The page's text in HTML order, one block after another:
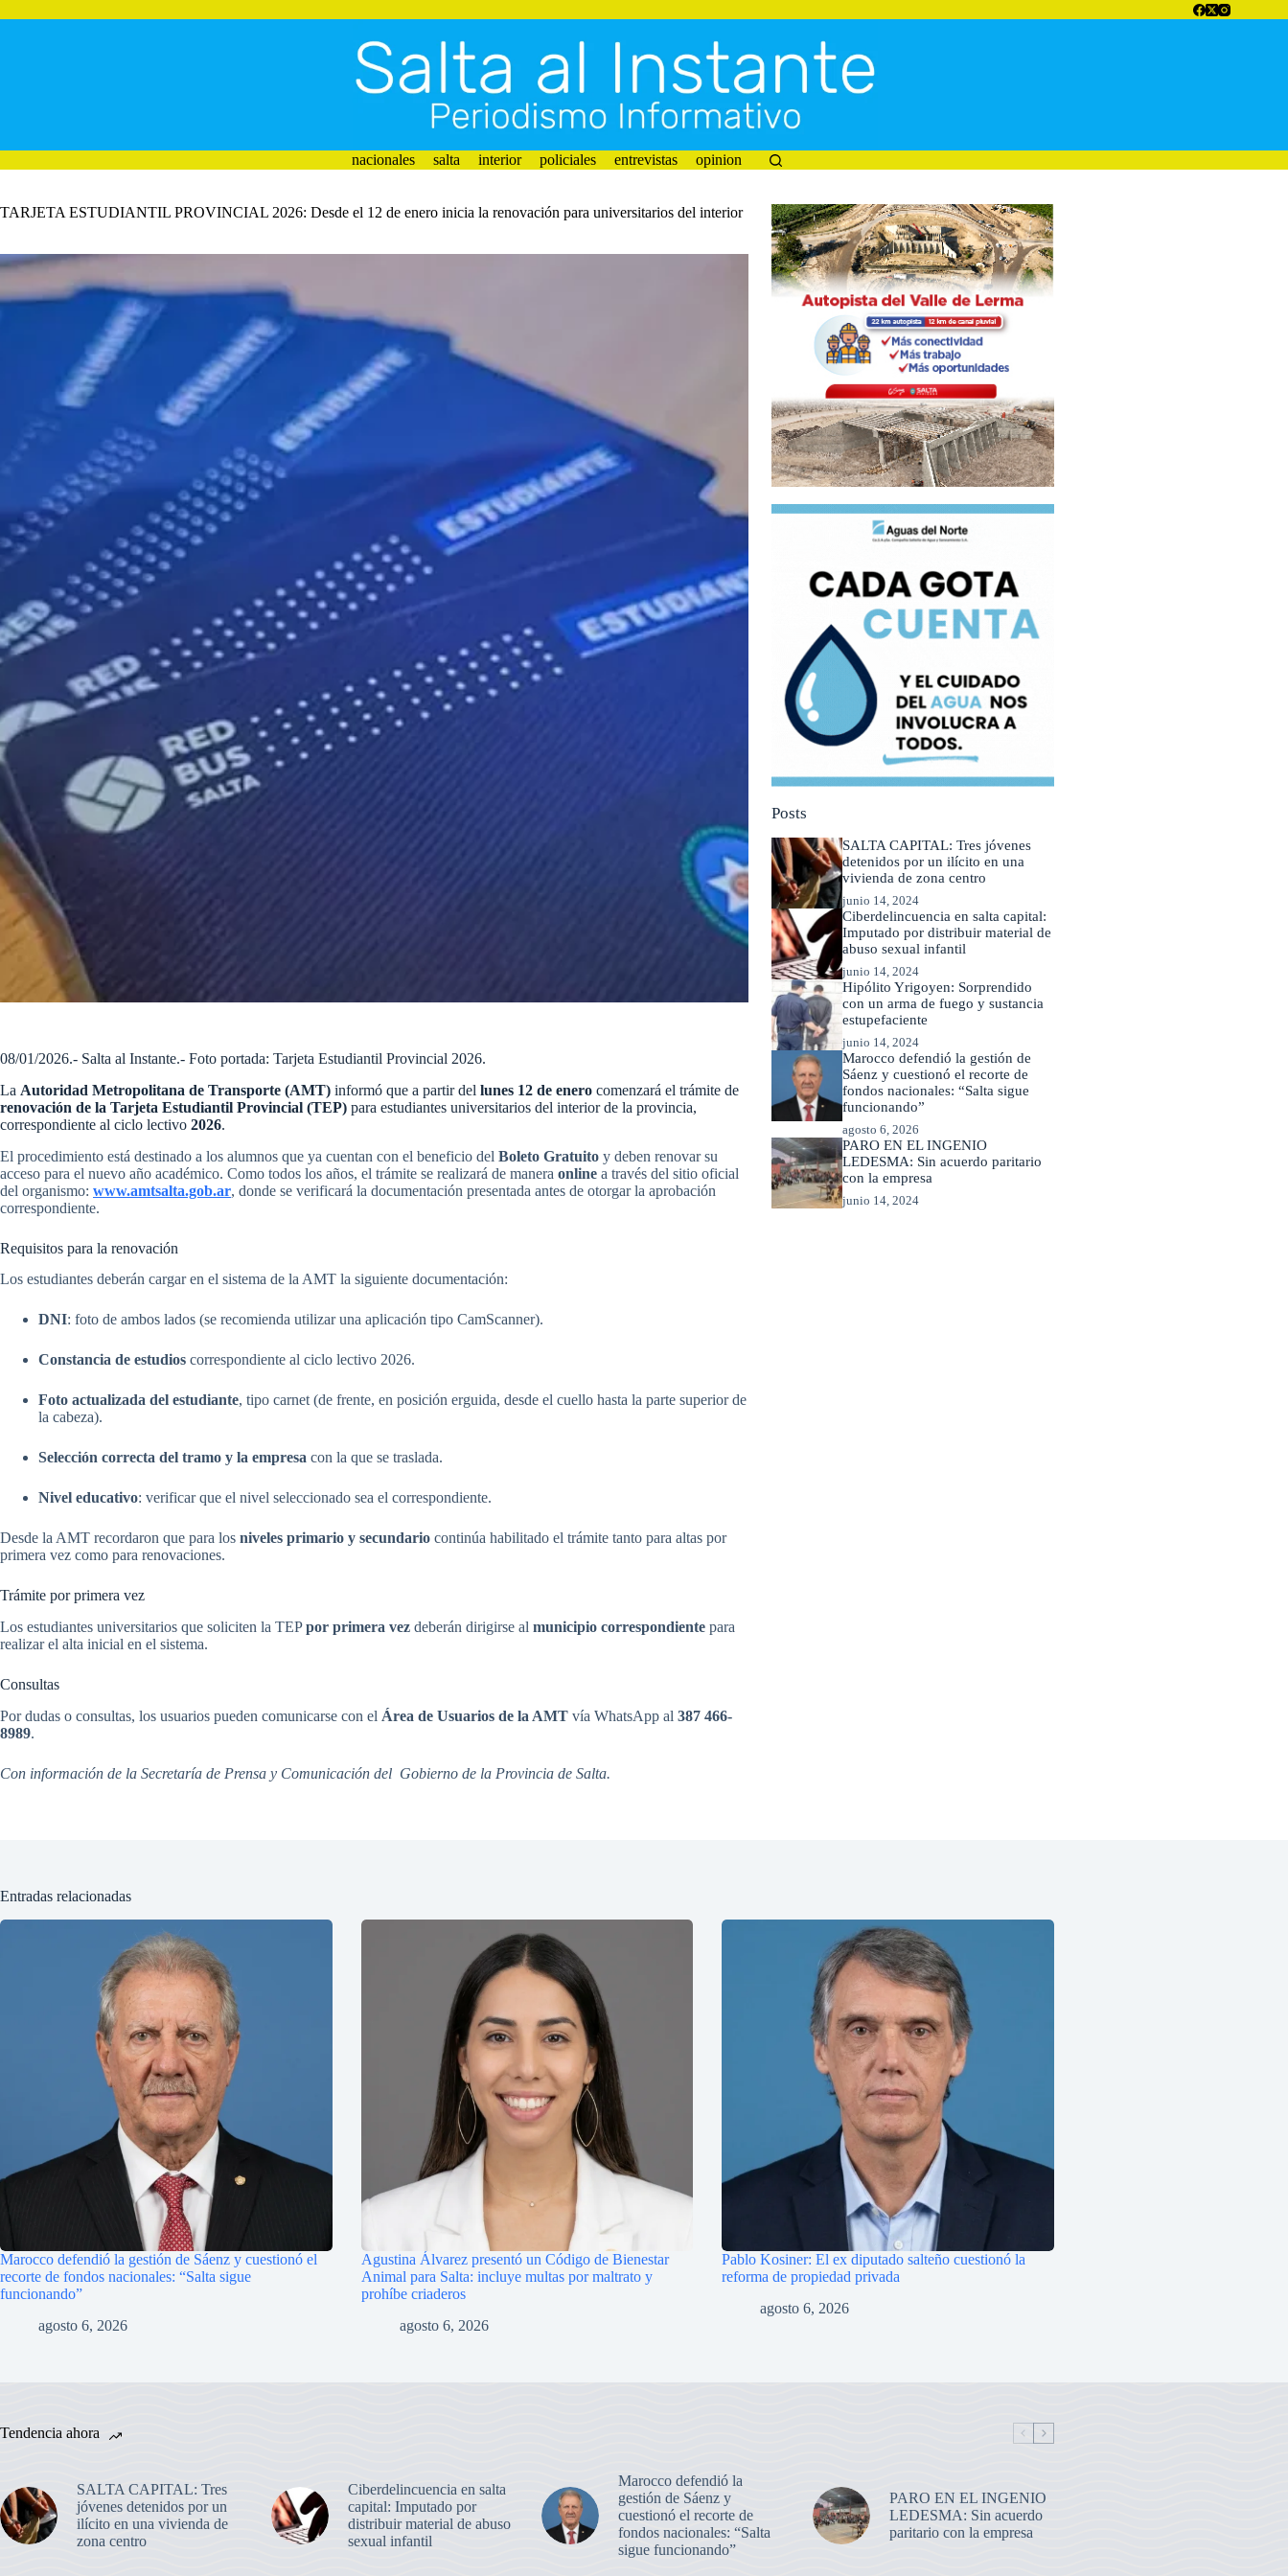
al
nacionales salta interior policiales entrevistas opinion
TARJETA ESTUDIANTIL PROVINCIAL 2026: Desde el 12 de enero inicia la renovación para universitarios del interior
08/01/2026.- Salta al Instante.- Foto portada: Tarjeta Estudiantil Provincial 2026.
La Autoridad Metropolitana de Transporte (AMT) informó que a partir del lunes 12 de enero comenzará el trámite de
renovación de la Tarjeta Estudiantil Provincial (TEP) para estudiantes universitarios del interior de la provincia,
correspondiente al ciclo lectivo 2026.
El procedimiento está destinado a los alumnos que ya cuentan con el beneficio del Boleto Gratuito y deben renovar su
acceso para el nuevo año académico. Como todos los años, el trámite se realizará de manera online a través del sitio oficial
del organismo: www.amtsalta.gob.ar, donde se verificará la documentación presentada antes de otorgar la aprobación
correspondiente.
Requisitos para la renovación
Los estudiantes deberán cargar en el sistema de la AMT la siguiente documentación:
DNI: foto de ambos lados (se recomienda utilizar una aplicación tipo CamScanner).
Constancia de estudios correspondiente al ciclo lectivo 2026.
Foto actualizada del estudiante, tipo carnet (de frente, en posición erguida, desde el cuello hasta la parte superior de
la cabeza).
Selección correcta del tramo y la empresa con la que se traslada.
Nivel educativo: verificar que el nivel seleccionado sea el correspondiente.
Desde la AMT recordaron que para los niveles primario y secundario continúa habilitado el trámite tanto para altas por
primera vez como para renovaciones.
Trámite por primera vez
Los estudiantes universitarios que soliciten la TEPpor primera vez deberán dirigirse al municipio correspondiente para
realizar el alta inicial en el sistema.
Consultas
Por dudas o consultas, los usuarios pueden comunicarse con el Área de Usuarios de la AMT vía WhatsApp al 387 466-
8989.
Con información de la Secretaría de Prensa y Comunicación del Gobierno de la Provincia de Salta.
Posts
SALTA CAPITAL: Tres jóvenes
detenidos por un ilícito en una
vivienda de zona centro
junio 14, 2024
Ciberdelincuencia en salta capital:
Imputado por distribuir material de
abuso sexual infantil
junio 14, 2024
Hipólito Yrigoyen: Sorprendido
con un arma de fuego y sustancia
estupefaciente
junio 14, 2024
Marocco defendió la gestión de
Sáenz y cuestionó el recorte de
fondos nacionales: “Salta sigue
funcionando”
agosto 6, 2026
PARO EN EL INGENIO
LEDESMA: Sin acuerdo paritario
con la empresa
junio 14, 2024
Entradas relacionadas
Marocco defendió la gestión de Sáenz y cuestionó el
recorte de fondos nacionales: “Salta sigue
funcionando”
agosto 6, 2026
Agustina Álvarez presentó un Código de Bienestar
Animal para Salta: incluye multas por maltrato y
prohíbe criaderos
agosto 6, 2026
Pablo Kosiner: El ex diputado salteño cuestionó la
reforma de propiedad privada
agosto 6, 2026
Tendencia ahora
SALTA CAPITAL: Tres
jóvenes detenidos por un
ilícito en una vivienda de
zona centro
Ciberdelincuencia en salta
capital: Imputado por
distribuir material de abuso
sexual infantil
Marocco defendió la
gestión de Sáenz y
cuestionó el recorte de
fondos nacionales: “Salta
sigue funcionando”
PARO EN EL INGENIO
LEDESMA: Sin acuerdo
paritario con la empresa